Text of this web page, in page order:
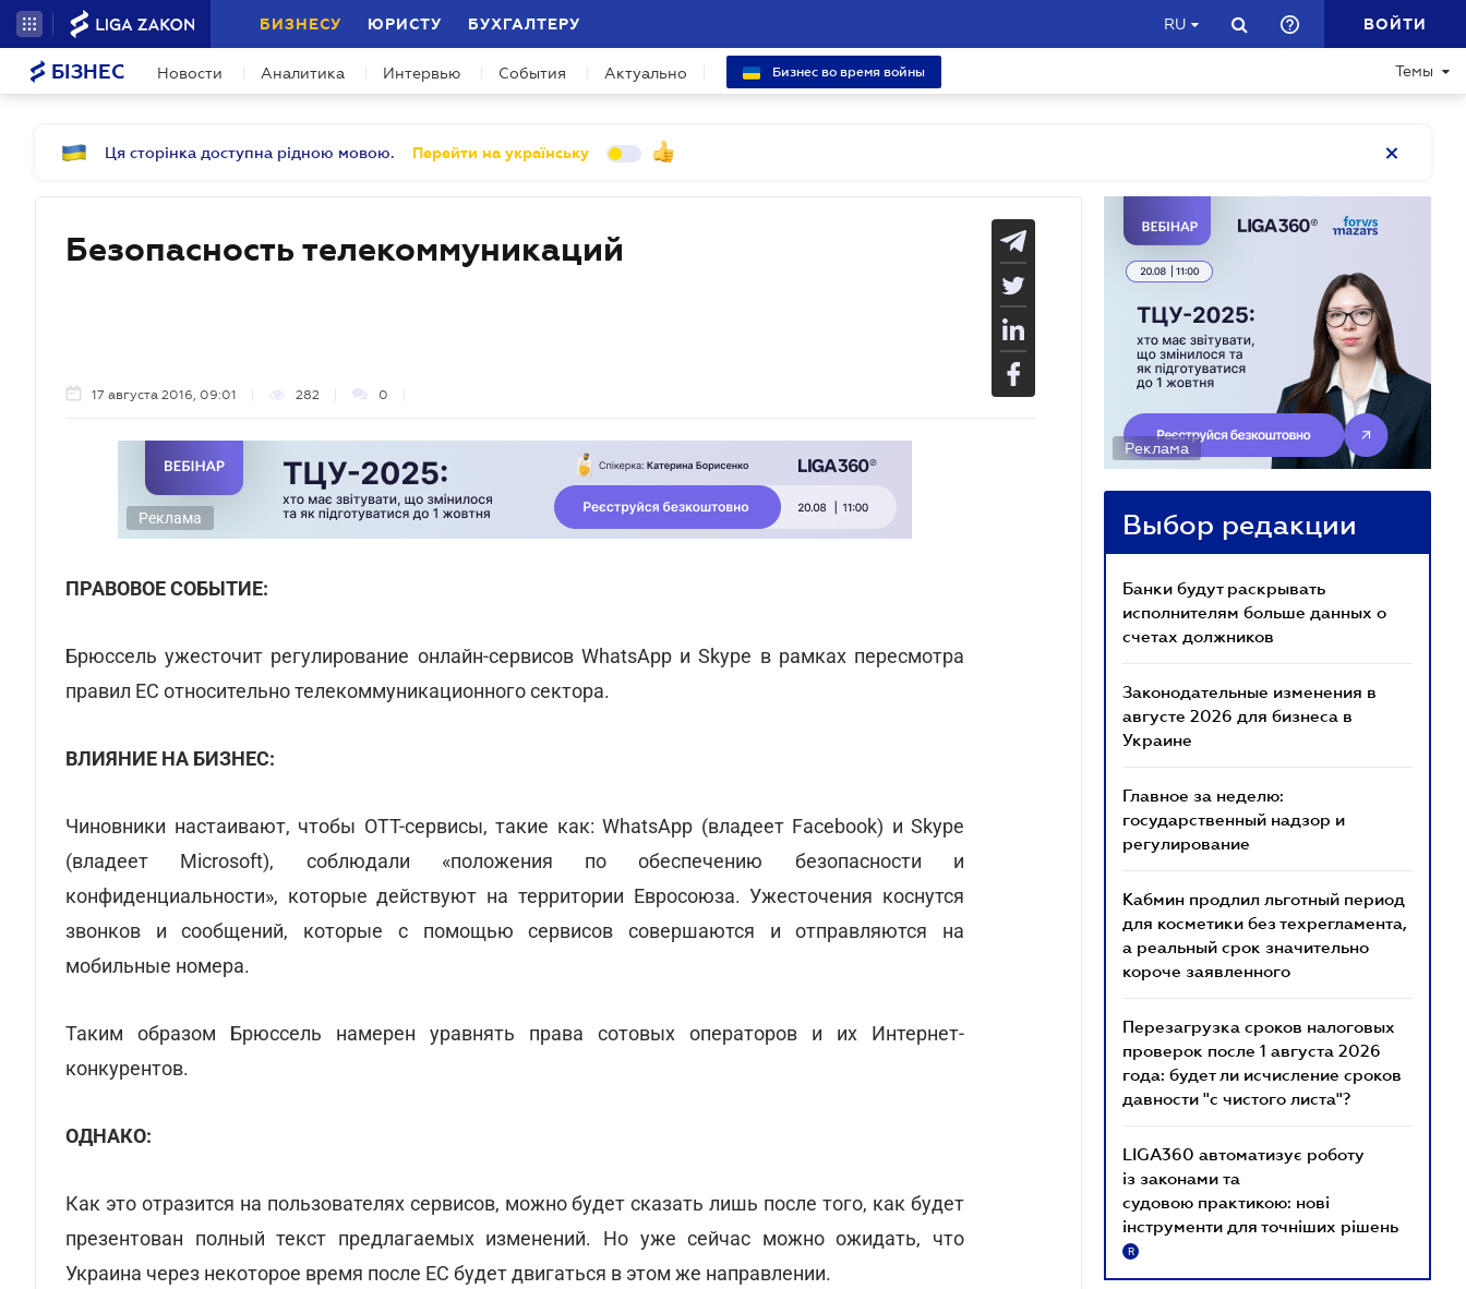
БИЗНЕСУ ЮРИСТУ БУХГАЛТЕРУ RU ВОЙТИ
БІЗНЕС Новости Аналитика Интервью События Актуально Бизнес во время войны Темы
Ця сторінка доступна рідною мовою. Перейти на українську
Безопасность телекоммуникаций
17 августа 2016, 09:01 282 0
Реклама
ПРАВОВОЕ СОБЫТИЕ:
Брюссель ужесточит регулирование онлайн-сервисов WhatsApp и Skype в рамках пересмотра
правил ЕС относительно телекоммуникационного сектора.
ВЛИЯНИЕ НА БИЗНЕС:
Чиновники настаивают, чтобы ОТТ-сервисы, такие как: WhatsApp (владеет Facebook) и Skype
(владеет Microsoft), соблюдали «положения по обеспечению безопасности и
конфиденциальности», которые действуют на территории Евросоюза. Ужесточения коснутся
звонков и сообщений, которые с помощью сервисов совершаются и отправляются на
мобильные номера.
Таким образом Брюссель намерен уравнять права сотовых операторов и их Интернет-
конкурентов.
ОДНАКО:
Как это отразится на пользователях сервисов, можно будет сказать лишь после того, как будет
презентован полный текст предлагаемых изменений. Но уже сейчас можно ожидать, что
Украина через некоторое время после ЕС будет двигаться в этом же направлении.
Реклама
Выбор редакции
Банки будут раскрывать
исполнителям больше данных о
счетах должников
Законодательные изменения в
августе 2026 для бизнеса в
Украине
Главное за неделю:
государственный надзор и
регулирование
Кабмин продлил льготный период
для косметики без техрегламента,
а реальный срок значительно
короче заявленного
Перезагрузка сроков налоговых
проверок после 1 августа 2026
года: будет ли исчисление сроков
давности "с чистого листа"?
LIGA360 автоматизує роботу
із законами та
судовою практикою: нові
інструменти для точніших рішень
R